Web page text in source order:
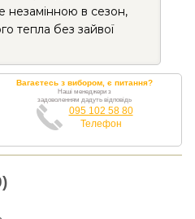
незамінною в сезон,
тепла без зайвої
Вагаєтесь з вибором, є питання?
Наші менеджери з
задоволенням дадуть відповідь
095 102 58 80
Телефон